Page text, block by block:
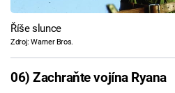
Říše slunce
Zdroj: Warner Bros.
06) Zachraňte vojína Ryana